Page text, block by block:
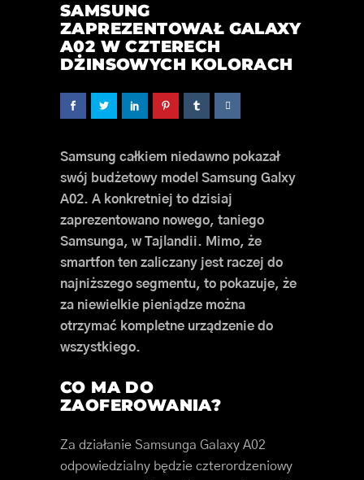
SAMSUNG
ZAPREZENTOWAŁ GALAXY
A02 W CZTERECH
DŻINSOWYCH KOLORACH
Samsung całkiem niedawno pokazał
swój budżetowy model Samsung Galxy
A02. A konkretniej to dzisiaj
zaprezentowano nowego, taniego
Samsunga, w Tajlandii. Mimo, że
smartfon ten zaliczany jest raczej do
najniższego segmentu, to pokazuje, że
za niewielkie pieniądze można
otrzymać kompletne urządzenie do
wszystkiego.
CO MA DO
ZAOFEROWANIA?
Za działanie Samsunga Galaxy A02
odpowiedzialny będzie czterordzeniowy